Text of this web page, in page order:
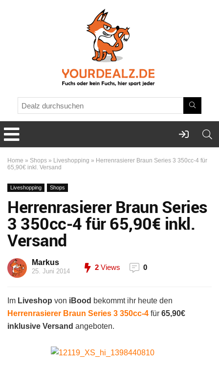
Home » Shops » Liveshopping » Herrenrasierer Braun Series 3 350cc-4 für
65,90€ inkl. Versand
Liveshopping Shops
Herrenrasierer Braun Series
3 350cc-4 für 65,90€ inkl.
Versand
Markus
25. Juni 2014 2 Views 0
Im Liveshop von iBood bekommt ihr heute den
Herrenrasierer Braun Series 3 350cc-4 für 65,90€
inklusive Versand angeboten.